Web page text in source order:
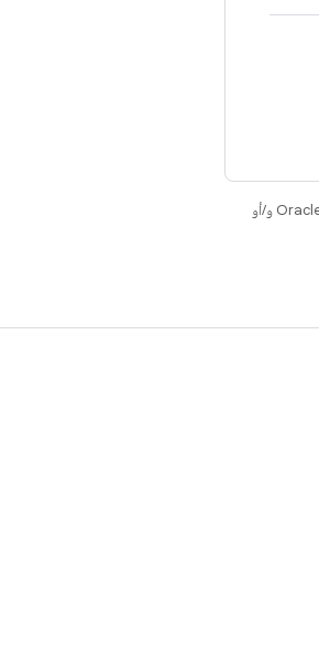
. إنّ Java وOpenJDK هما علامتان تجاريتان مسجَّلتان لشركة Oracle و/أو